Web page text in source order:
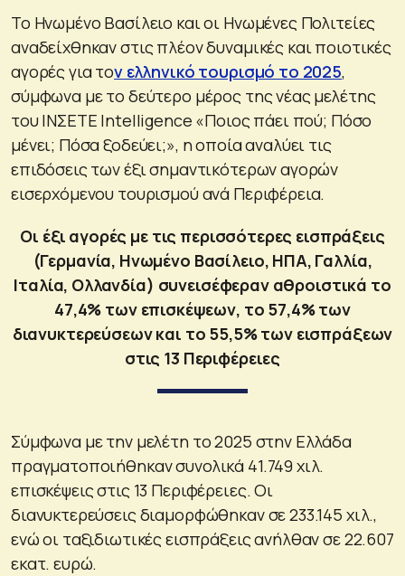
Το Ηνωμένο Βασίλειο και οι Ηνωμένες Πολιτείες
αναδείχθηκαν στις πλέον δυναμικές και ποιοτικές
αγορές για τον ελληνικό τουρισμό το 2025,
σύμφωνα με το δεύτερο μέρος της νέας μελέτης
του ΙΝΣΕΤΕ Intelligence «Ποιος πάει πού; Πόσο
μένει; Πόσα ξοδεύει;», η οποία αναλύει τις
επιδόσεις των έξι σημαντικότερων αγορών
εισερχόμενου τουρισμού ανά Περιφέρεια.
Οι έξι αγορές με τις περισσότερες εισπράξεις
(Γερμανία, Ηνωμένο Βασίλειο, ΗΠΑ, Γαλλία,
Ιταλία, Ολλανδία) συνεισέφεραν αθροιστικά το
47,4% των επισκέψεων, το 57,4% των
διανυκτερεύσεων και το 55,5% των εισπράξεων
στις 13 Περιφέρειες
Σύμφωνα με την μελέτη το 2025 στην Ελλάδα
πραγματοποιήθηκαν συνολικά 41.749 χιλ.
επισκέψεις στις 13 Περιφέρειες. Οι
διανυκτερεύσεις διαμορφώθηκαν σε 233.145 χιλ.,
ενώ οι ταξιδιωτικές εισπράξεις ανήλθαν σε 22.607
εκατ. ευρώ.